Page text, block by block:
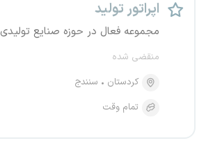
اپراتور تولید
مجموعه فعال در حوزه صنایع تولیدی
منقضی شده
کردستان
سنندج
تمام وقت